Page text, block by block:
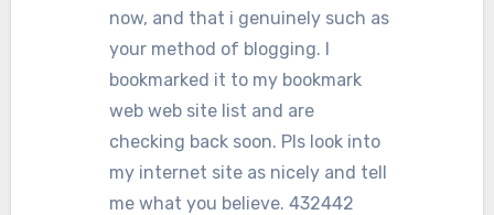
now, and that i genuinely such as
your method of blogging. I
bookmarked it to my bookmark
web web site list and are
checking back soon. Pls look into
my internet site as nicely and tell
me what you believe. 432442